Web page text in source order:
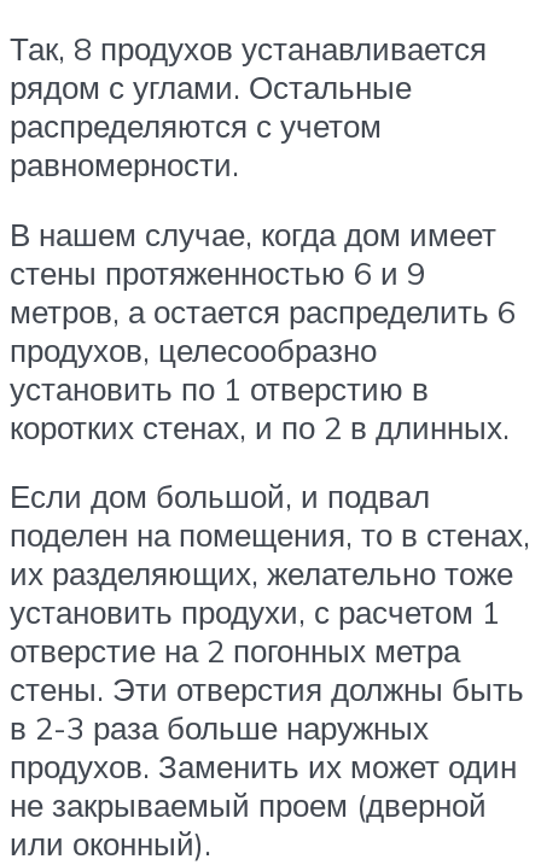
Так, 8 продухов устанавливается
рядом с углами. Остальные
распределяются с учетом
равномерности.
В нашем случае, когда дом имеет
стены протяженностью 6 и 9
метров, а остается распределить 6
продухов, целесообразно
установить по 1 отверстию в
коротких стенах, и по 2 в длинных.
Если дом большой, и подвал
поделен на помещения, то в стенах,
их разделяющих, желательно тоже
установить продухи, с расчетом 1
отверстие на 2 погонных метра
стены. Эти отверстия должны быть
в 2-3 раза больше наружных
продухов. Заменить их может один
не закрываемый проем (дверной
или оконный).